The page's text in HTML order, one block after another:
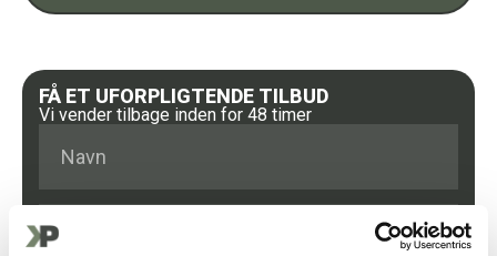
FÅ ET UFORPLIGTENDE TILBUD
Vi vender tilbage inden for 48 timer